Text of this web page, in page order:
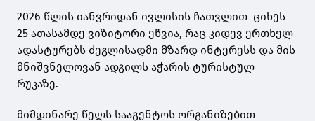
2026 წლის იანვრიდან ივლისის ჩათვლით ციხეს
25 ათასამდე ვიზიტორი ეწვია, რაც კიდევ ერთხელ
ადასტურებს ძეგლისადმი მზარდ ინტერესს და მის
მნიშვნელოვან ადგილს აჭარის ტურისტულ
რუკაზე.
მიმდინარე წელს სააგენტოს ორგანიზებით